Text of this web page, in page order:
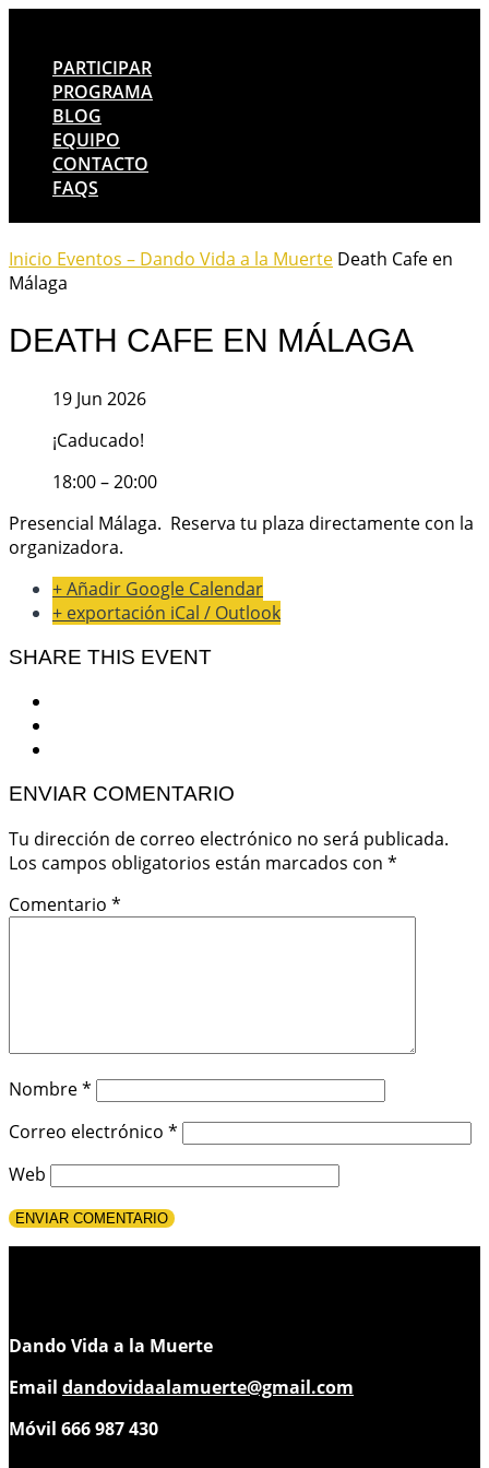
PARTICIPAR
PROGRAMA
BLOG
EQUIPO
CONTACTO
FAQS
Inicio Eventos – Dando Vida a la Muerte Death Cafe en
Málaga
DEATH CAFE EN MÁLAGA
19 Jun 2026
¡Caducado!
18:00 – 20:00
Presencial Málaga. Reserva tu plaza directamente con la
organizadora.
+ Añadir Google Calendar
+ exportación iCal / Outlook
SHARE THIS EVENT
ENVIAR COMENTARIO
Tu dirección de correo electrónico no será publicada.
Los campos obligatorios están marcados con *
Comentario *
Nombre*
Correo electrónico *
Web
Dando Vida a la Muerte
Email dandovidaalamuerte@gmail.com
Móvil 666 987 430